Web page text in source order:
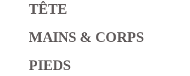
TÊTE
MAINS & CORPS
PIEDS